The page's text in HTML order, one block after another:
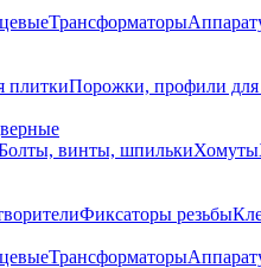
Трансформаторы
плиткиПорожки, профили для
винты, шпилькиХомуты
Фиксаторы резьбы
Трансформаторы